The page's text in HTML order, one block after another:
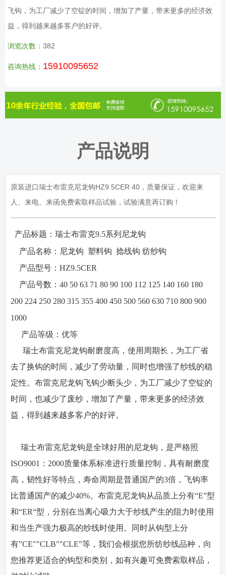
飞钩，为工厂减少了空锭的时间，增加了产量，带来更多的经济效
益，得到越来越多客户的好评。
浏览次数： 382
咨询热线： 15910095652
产品说明
原装进口瑞士布雷克尼龙钩HZ9.5CER 40，质量保证，欢迎来
人、来电、来函免费索取样品试验，试验满意再订购！
产品标题：瑞士布雷克9.5系列尼龙钩
产品名称： 尼龙钩 塑料钩 捻线钩 纺纱钩
产品型号：HZ9.5CER
产品号数：40 50 63 71 80 90 100 112 125 140 160 180
200 224 250 280 315 355 400 450 500 560 630 710 800 900
1000
产品等级：优等
瑞士布雷克尼龙钩耐磨度高，使用周期长，为工厂省
去了换钩的时间，减少了劳动量，同时也增强了纱线的稳
定性。布雷克尼龙钩飞钩少断头少，为工厂减少了空锭的
时间，也减少了废纱，增加了产量，带来更多的经济效
益，得到越来越多客户的好评。
瑞士布雷克尼龙钩是全球好用的尼龙钩，是严格照
ISO9001：2000质量体系标准进行质量控制，具有耐磨度
高，韧性好等特点，寿命周期是普通国产的3倍，飞钩率
比普通国产的减少40%。布雷克尼龙钩从品质上分有“E”型
和“ER“型，分别在当离心吸力大于纱线产生的阻力时使用
和当生产强力极高的纱线时使用。同时从钩型上分
有”CE""CLB""CLE"等，我们会根据您所纺纱线品种，向
您推荐更适合的钩型和类别，如有兴趣可免费索取样品，